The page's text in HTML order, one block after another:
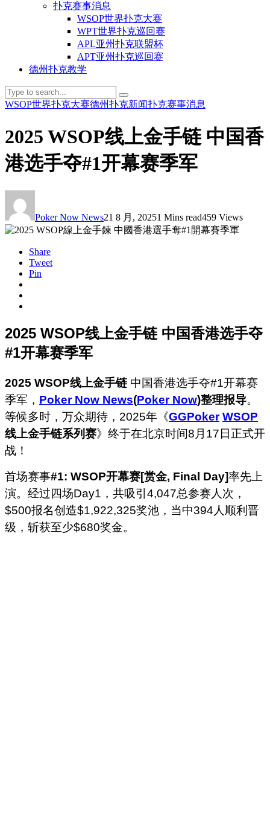
扑克赛事消息
WSOP世界扑克大赛
WPT世界扑克巡回赛
APL亚州扑克联盟杯
APT亚州扑克巡回赛
德州扑克教学
WSOP世界扑克大赛德州扑克新闻扑克赛事消息
2025 WSOP线上金手链 中国香
港选手夺#1开幕赛季军
Poker Now News21 8 月, 20251 Mins read459 Views
Share
Tweet
Pin
2025 WSOP线上金手链 中国香港选手夺
#1开幕赛季军
2025 WSOP线上金手链 中国香港选手夺#1开幕赛
季军， Poker Now News(Poker Now)整理报导。
等候多时，万众期待，2025年《GGPoker WSOP
线上金手链系列赛》终于在北京时间8月17日正式开
战！
首场赛事#1: WSOP开幕赛[赏金, Final Day]率先上
演。经过四场Day1，共吸引4,047总参赛人次，
$500报名创造$1,922,325奖池，当中394人顺利晋
级，斩获至少$680奖金。